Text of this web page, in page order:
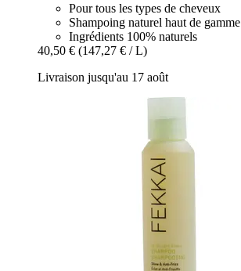
Pour tous les types de cheveux
Shampoing naturel haut de gamme
Ingrédients 100% naturels
40,50 € (147,27 € / L)
Livraison jusqu'au 17 août